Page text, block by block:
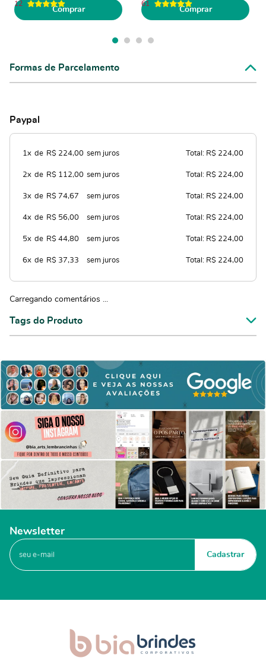
12
Comprar
61
Comprar
Formas de Parcelamento
Paypal
1x de R$ 224,00 sem juros Total: R$ 224,00
2x de R$ 112,00 sem juros Total: R$ 224,00
3x de R$ 74,67 sem juros Total: R$ 224,00
4x de R$ 56,00 sem juros Total: R$ 224,00
5x de R$ 44,80 sem juros Total: R$ 224,00
6x de R$ 37,33 sem juros Total: R$ 224,00
Carregando comentários ...
Tags do Produto
Newsletter
Cadastrar